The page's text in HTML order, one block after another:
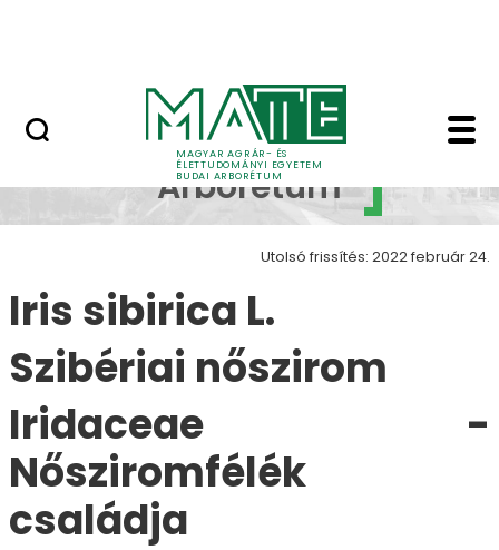
MAGYAR AGRÁR- ÉS
ÉLETTUDOMÁNYI EGYETEM
BUDAI ARBORÉTUM
Iris sibirica L. - Budai
Budai
Arborétum
Utolsó frissítés: 2022 február 24.
Iris sibirica L.
Szibériai nőszirom
Iridaceae -
Nősziromfélék
családja